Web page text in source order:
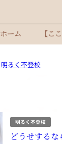
ホーム 【こ
明るく不登校
明るく不登校
どうせするな